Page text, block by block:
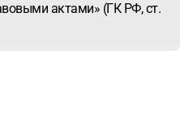
актами» (ГК РФ, ст.